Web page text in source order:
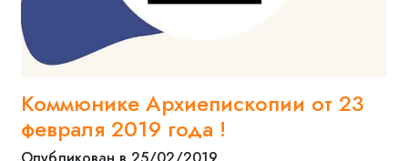
Коммюнике Архиепископии от 23
февраля 2019 года !